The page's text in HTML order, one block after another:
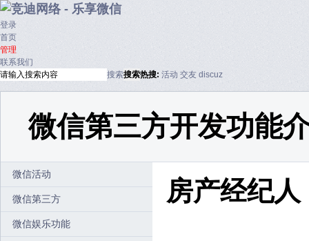
登录
首页
管理
联系我们
搜索搜索热搜: 活动 交友 discuz
微信第三方开发功能
微信活动
微信第三方
微信娱乐功能
房产经纪人